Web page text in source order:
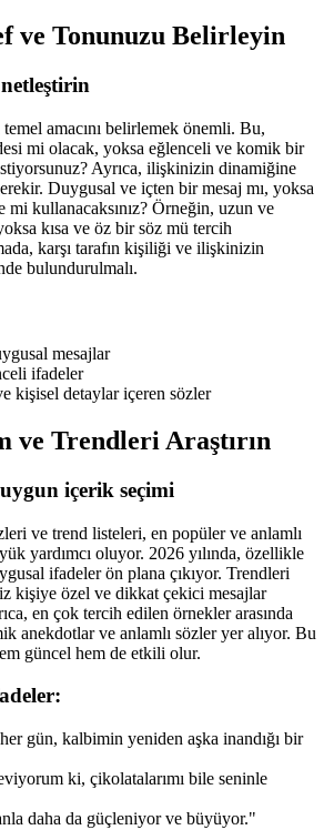
ve Tonunuzu Belirleyin
netleştirin
temel amacını belirlemek önemli. Bu,
mi olacak, yoksa eğlenceli ve komik bir
Ayrıca, ilişkinizin dinamiğine
Duygusal ve içten bir mesaj mı, yoksa
kullanacaksınız? Örneğin, uzun ve
kısa ve öz bir söz mü tercih
karşı tarafın kişiliği ve ilişkinizin
bulundurulmalı.
mesajlar
ifadeler
kişisel detaylar içeren sözler
ve Trendleri Araştırın
içerik seçimi
ve trend listeleri, en popüler ve anlamlı
yardımcı oluyor. 2026 yılında, özellikle
ifadeler ön plana çıkıyor. Trendleri
kişiye özel ve dikkat çekici mesajlar
en çok tercih edilen örnekler arasında
anekdotlar ve anlamlı sözler yer alıyor. Bu
güncel hem de etkili olur.
gün, kalbimin yeniden aşka inandığı bir
ki, çikolatalarımı bile seninle
daha da güçleniyor ve büyüyor."